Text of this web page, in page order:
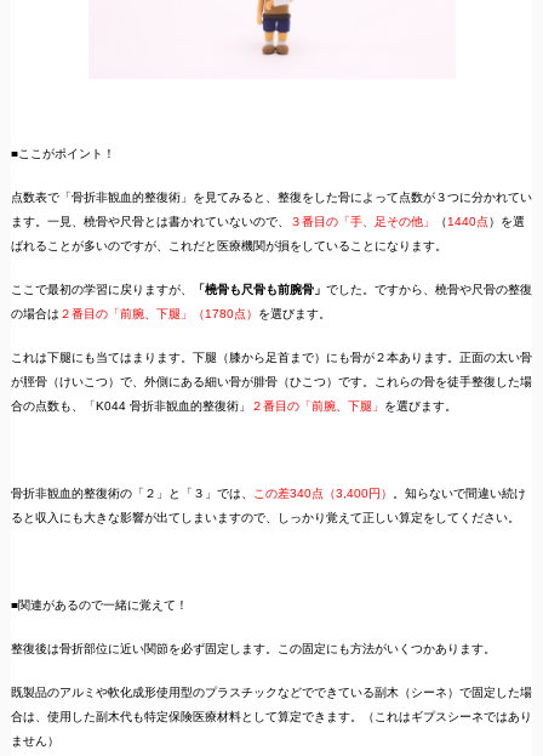
■ここがポイント！
点数表で「骨折非観血的整復術」を見てみると、整復をした骨によって点数が３つに分かれてい
ます。一見、橈骨や尺骨とは書かれていないので、
３番目の「手、足その他」 （1440点）を選
ばれることが多いのですが、これだと医療機関が損をしていることになります。
ここで最初の学習に戻りますが、 「橈骨も尺骨も前腕骨」 でした。ですから、橈骨や尺骨の整復
の場合は ２番目の「前腕、下腿」（1780点） を選びます。
これは下腿にも当てはまります。下腿（膝から足首まで）にも骨が２本あります。正面の太い骨
が脛骨（けいこつ）で、外側にある細い骨が腓骨（ひこつ）です。これらの骨を徒手整復した場
合の点数も、「K044 骨折非観血的整復術」
２番目の「前腕、下腿」 を選びます。
骨折非観血的整復術の「２」と「３」では、 この差340点（3,400円）
。知らないで間違い続け
ると収入にも大きな影響が出てしまいますので、しっかり覚えて正しい算定をしてください。
■関連があるので一緒に覚えて！
整復後は骨折部位に近い関節を必ず固定します。この固定にも方法がいくつかあります。
既製品のアルミや軟化成形使用型のプラスチックなどでできている副木（シーネ）で固定した場
合は、使用した副木代も特定保険医療材料として算定できます。（これはギプスシーネではあり
ません）